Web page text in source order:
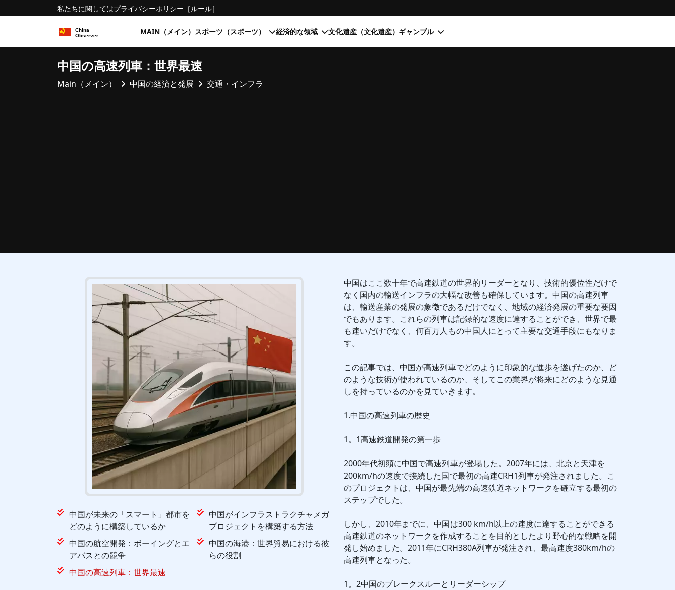
私たちに関してはプライバシーポリシー ［ルール］
MAIN（メイン） スポーツ（スポーツ） 経済的な領域 文化遺産（文化遺産） ギャンブル
中国の高速列車：世界最速
Main（メイン） 中国の経済と発展 交通・インフラ
中国が未来の「スマート」都市を
どのように構築しているか
中国がインフラストラクチャメガ
プロジェクトを構築する方法
中国の航空開発：ボーイングとエ
アバスとの競争
中国の海港：世界貿易における彼
らの役割
中国の高速列車：世界最速
中国はここ数十年で高速鉄道の世界的リーダーとなり、技術的優位性だけで
なく国内の輸送インフラの大幅な改善も確保しています。中国の高速列車
は、輸送産業の発展の象徴であるだけでなく、地域の経済発展の重要な要因
でもあります。これらの列車は記録的な速度に達することができ、世界で最
も速いだけでなく、何百万人もの中国人にとって主要な交通手段にもなりま
す。
この記事では、中国が高速列車でどのように印象的な進歩を遂げたのか、ど
のような技術が使われているのか、そしてこの業界が将来にどのような見通
しを持っているのかを見ていきます。
1.中国の高速列車の歴史
1。1高速鉄道開発の第一歩
2000年代初頭に中国で高速列車が登場した。2007年には、北京と天津を
200km/hの速度で接続した国で最初の高速CRH1列車が発注されました。こ
のプロジェクトは、中国が最先端の高速鉄道ネットワークを確立する最初の
ステップでした。
しかし、2010年までに、中国は300 km/h以上の速度に達することができる
高速鉄道のネットワークを作成することを目的としたより野心的な戦略を開
発し始めました。2011年にCRH380A列車が発注され、最高速度380km/hの
高速列車となった。
1。2中国のブレークスルーとリーダーシップ